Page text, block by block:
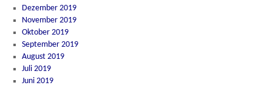
Dezember 2019
November 2019
Oktober 2019
September 2019
August 2019
Juli 2019
Juni 2019